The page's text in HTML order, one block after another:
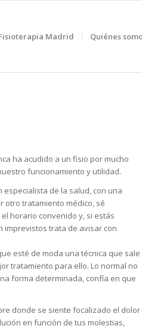
Madrid Quiénes
ha acudido a un fisio por mucho
funcionamiento y utilidad.
de la salud, con una
otro tratamiento médico, sé
horario convenido y, si estás
imprevistos trata de avisar con
esté de moda una técnica que sale
tratamiento para ello. Lo normal no
forma determinada, confía en que
donde se siente focalizado el dolor
en función de tus molestias,